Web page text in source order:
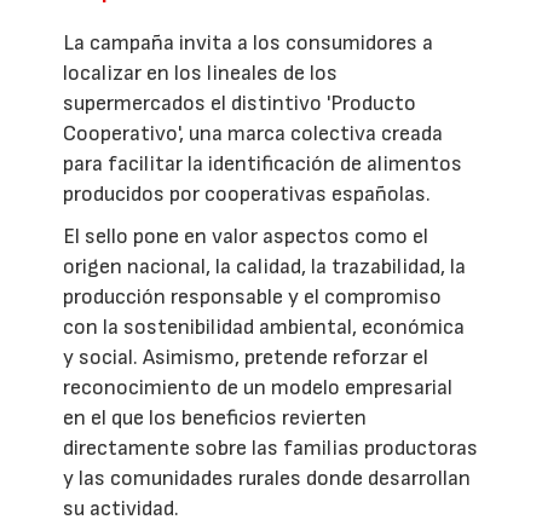
La campaña invita a los consumidores a
localizar en los lineales de los
supermercados el distintivo 'Producto
Cooperativo', una marca colectiva creada
para facilitar la identificación de alimentos
producidos por cooperativas españolas.
El sello pone en valor aspectos como el
origen nacional, la calidad, la trazabilidad, la
producción responsable y el compromiso
con la sostenibilidad ambiental, económica
y social. Asimismo, pretende reforzar el
reconocimiento de un modelo empresarial
en el que los beneficios revierten
directamente sobre las familias productoras
y las comunidades rurales donde desarrollan
su actividad.